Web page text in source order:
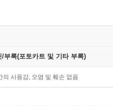
/부록(포토카트 및 기타 부록)
의 사용감, 오염 및 훼손 없음